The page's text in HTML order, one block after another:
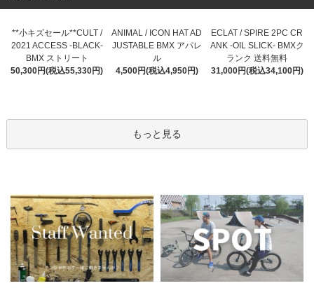
**小キズセール**CULT /
2021 ACCESS -BLACK-
BMX ストリート
50,300円(税込55,330円)
ANIMAL / ICON HAT AD
JUSTABLE BMX アパレ
ル
4,500円(税込4,950円)
ECLAT / SPIRE 2PC CR
ANK -OIL SLICK- BMXク
ランク 送料無料
31,000円(税込34,100円)
もっと見る